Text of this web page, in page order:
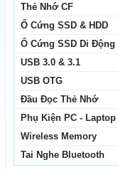
Thẻ Nhớ CF
Ổ Cứng SSD & HDD
Ổ Cứng SSD Di Động
USB 3.0 & 3.1
USB OTG
Đầu Đọc Thẻ Nhớ
Phụ Kiện PC - Laptop
Wireless Memory
Tai Nghe Bluetooth